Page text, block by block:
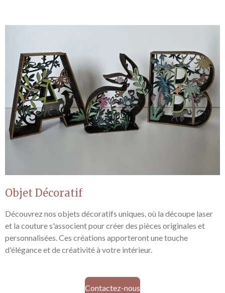
Objet Décoratif
Découvrez nos objets décoratifs uniques, où la découpe laser
et la couture s'associent pour créer des pièces originales et
personnalisées. Ces créations apporteront une touche
d'élégance et de créativité à votre intérieur.
Contactez-nous